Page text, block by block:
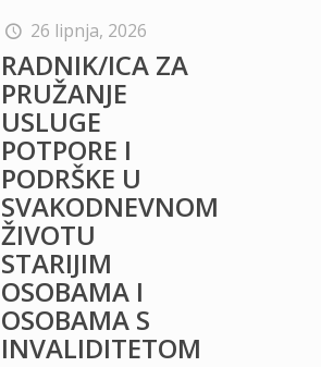
26 lipnja, 2026
RADNIK/ICA ZA
PRUŽANJE
USLUGE
POTPORE I
PODRŠKE U
SVAKODNEVNOM
ŽIVOTU
STARIJIM
OSOBAMA I
OSOBAMA S
INVALIDITETOM